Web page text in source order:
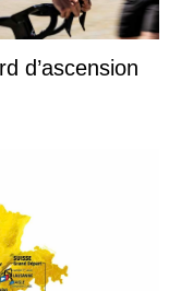
d’ascension